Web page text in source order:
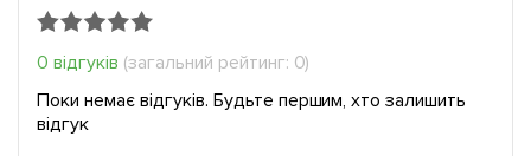
0 відгуків (загальний рейтинг: 0)
Поки немає відгуків. Будьте першим, хто залишить
відгук